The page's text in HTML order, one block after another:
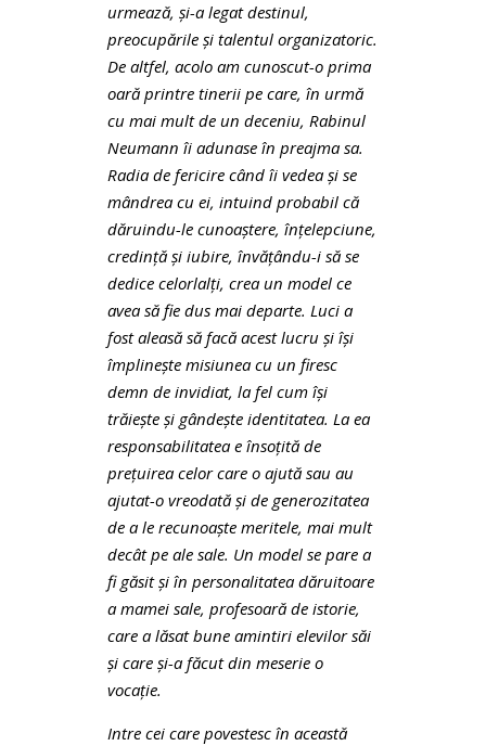
urmează, şi-a legat destinul,
preocupările şi talentul organizatoric.
De altfel, acolo am cunoscut-o prima
oară printre tinerii pe care, în urmă
cu mai mult de un deceniu, Rabinul
Neumann îi adunase în preajma sa.
Radia de fericire când îi vedea şi se
mândrea cu ei, intuind probabil că
dăruindu-le cunoaştere, înţelepciune,
credinţă şi iubire, învăţându-i să se
dedice celorlalţi, crea un model ce
avea să fie dus mai departe. Luci a
fost aleasă să facă acest lucru şi îşi
împlineşte misiunea cu un firesc
demn de invidiat, la fel cum îşi
trăieşte şi gândeşte identitatea. La ea
responsabilitatea e însoţită de
preţuirea celor care o ajută sau au
ajutat-o vreodată şi de generozitatea
de a le recunoaşte meritele, mai mult
decât pe ale sale. Un model se pare a
fi găsit şi în personalitatea dăruitoare
a mamei sale, profesoară de istorie,
care a lăsat bune amintiri elevilor săi
şi care şi-a făcut din meserie o
vocaţie.
Intre cei care povestesc în această